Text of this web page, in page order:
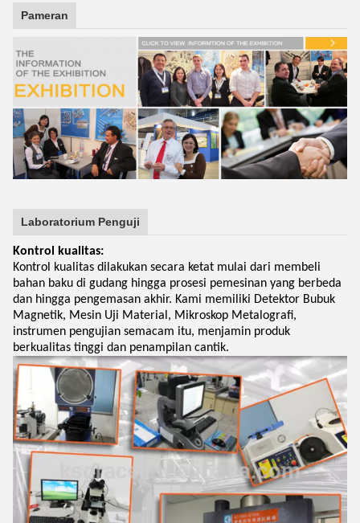
Pameran
Laboratorium Penguji
Kontrol kualitas:
Kontrol kualitas dilakukan secara ketat mulai dari membeli
bahan baku di gudang hingga prosesi pemesinan yang berbeda
dan hingga pengemasan akhir. Kami memiliki Detektor Bubuk
Magnetik, Mesin Uji Material, Mikroskop Metalografi,
instrumen pengujian semacam itu, menjamin produk
berkualitas tinggi dan penampilan cantik.